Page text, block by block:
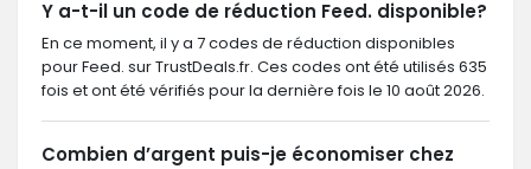
Y a-t-il un code de réduction Feed. disponible?
En ce moment, il y a 7 codes de réduction disponibles
pour Feed. sur TrustDeals.fr. Ces codes ont été utilisés 635
fois et ont été vérifiés pour la dernière fois le 10 août 2026.
Combien d’argent puis-je économiser chez